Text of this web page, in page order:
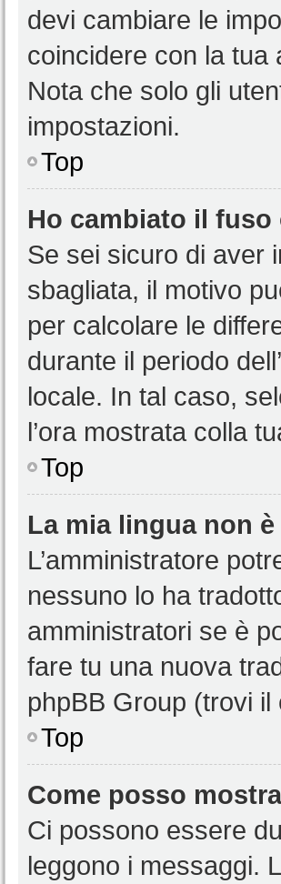
devi cambiare le
coincidere con la tua
Nota che solo gli
impostazioni.
Top
Ho cambiato il fuso
Se sei sicuro di aver
sbagliata, il motivo
per calcolare le
durante il periodo
locale. In tal caso,
l’ora mostrata colla
Top
La mia lingua non
L’amministratore
nessuno lo ha
amministratori se è
fare tu una nuova
phpBB Group (trovi
Top
Come posso
Ci possono essere
leggono i messaggi.